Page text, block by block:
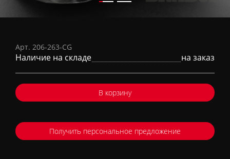
Арт. 206-263-CG
Наличие на складе на заказ
В корзину
Получить персональное предложение